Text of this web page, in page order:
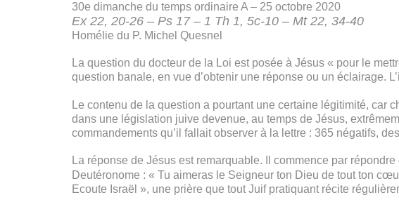
30e dimanche du temps ordinaire A – 25 octobre 2020
Ex 22, 20-26 – Ps 17 – 1 Th 1, 5c-10 – Mt 22, 34-40
Homélie du P. Michel Quesnel
La question du docteur de la Loi est posée à Jésus « pour le
question banale, en vue d’obtenir une réponse ou un éclairage.
Le contenu de la question a pourtant une certaine légitimité, car
dans une législation juive devenue, au temps de Jésus,
commandements qu’il fallait observer à la lettre : 365 négatifs,
La réponse de Jésus est remarquable. Il commence par
Deutéronome : « Tu aimeras le Seigneur ton Dieu de tout ton
Ecoute Israël », une prière que tout Juif pratiquant récite